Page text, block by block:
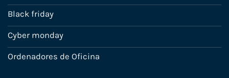
Black friday
Cyber monday
Ordenadores de Oficina